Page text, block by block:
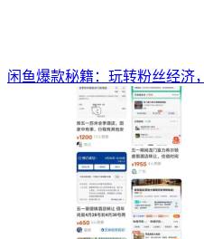
闲鱼爆款秘籍：玩转粉丝经济